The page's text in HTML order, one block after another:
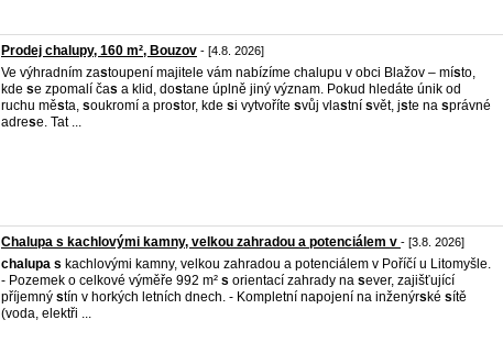
Prodej chalupy, 160 m², Bouzov - [4.8. 2026]
Ve výhradním zastoupení majitele vám nabízíme chalupu v obci Blažov – místo,
kde se zpomalí čas a klid, dostane úplně jiný význam. Pokud hledáte únik od
ruchu města, soukromí a prostor, kde si vytvoříte svůj vlastní svět, jste na správné
adrese. Tat ...
Chalupa s kachlovými kamny, velkou zahradou a potenciálem v - [3.8. 2026]
chalupa s kachlovými kamny, velkou zahradou a potenciálem v Poříčí u Litomyšle.
- Pozemek o celkové výměře 992 m² s orientací zahrady na sever, zajišťující
příjemný stín v horkých letních dnech. - Kompletní napojení na inženýrské sítě
(voda, elektři ...